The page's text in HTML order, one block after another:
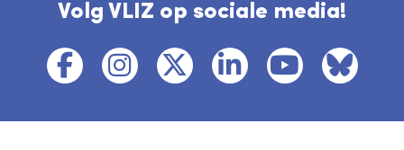
Volg VLIZ op sociale media!